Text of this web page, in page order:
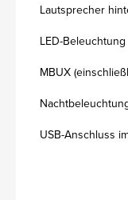
Lautsprecher
LED-Beleuchtung
MBUX
USB-Anschluss